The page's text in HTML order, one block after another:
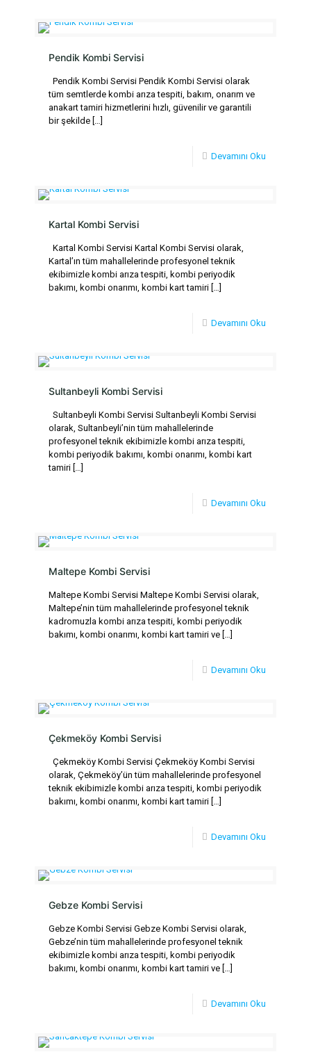
Pendik Kombi Servisi
Pendik Kombi Servisi Pendik Kombi Servisi olarak
tüm semtlerde kombi arıza tespiti, bakım, onarım ve
anakart tamiri hizmetlerini hızlı, güvenilir ve garantili
bir şekilde […]
Devamını Oku
Kartal Kombi Servisi
Kartal Kombi Servisi Kartal Kombi Servisi olarak,
Kartal’ın tüm mahallelerinde profesyonel teknik
ekibimizle kombi arıza tespiti, kombi periyodik
bakımı, kombi onarımı, kombi kart tamiri […]
Devamını Oku
Sultanbeyli Kombi Servisi
Sultanbeyli Kombi Servisi Sultanbeyli Kombi Servisi
olarak, Sultanbeyli’nin tüm mahallelerinde
profesyonel teknik ekibimizle kombi arıza tespiti,
kombi periyodik bakımı, kombi onarımı, kombi kart
tamiri […]
Devamını Oku
Maltepe Kombi Servisi
Maltepe Kombi Servisi Maltepe Kombi Servisi olarak,
Maltepe’nin tüm mahallelerinde profesyonel teknik
kadromuzla kombi arıza tespiti, kombi periyodik
bakımı, kombi onarımı, kombi kart tamiri ve […]
Devamını Oku
Çekmeköy Kombi Servisi
Çekmeköy Kombi Servisi Çekmeköy Kombi Servisi
olarak, Çekmeköy’ün tüm mahallelerinde profesyonel
teknik ekibimizle kombi arıza tespiti, kombi periyodik
bakımı, kombi onarımı, kombi kart tamiri […]
Devamını Oku
Gebze Kombi Servisi
Gebze Kombi Servisi Gebze Kombi Servisi olarak,
Gebze’nin tüm mahallelerinde profesyonel teknik
ekibimizle kombi arıza tespiti, kombi periyodik
bakımı, kombi onarımı, kombi kart tamiri ve […]
Devamını Oku